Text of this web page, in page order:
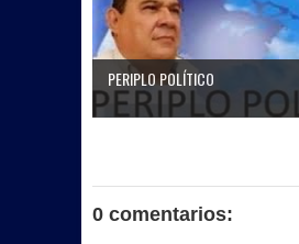
PERIPLO POLÍTICO
0 comentarios: